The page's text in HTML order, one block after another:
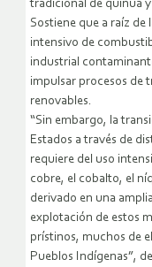
tradicional de quinua
Sostiene que a raíz de
intensivo de
industrial
impulsar procesos de
renovables.
“Sin embargo, la
Estados a través de
requiere del uso
cobre, el cobalto, el
derivado en una
explotación de estos
prístinos, muchos de
Pueblos Indígenas”,